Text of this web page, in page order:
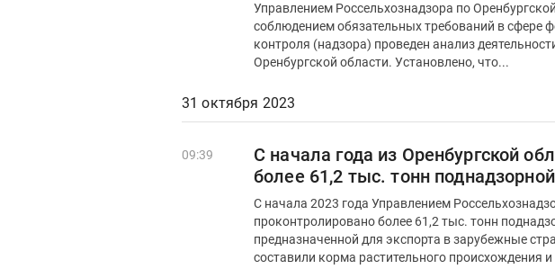
Управлением Россельхознадзора по
соблюдением обязательных требований в сфере
контроля (надзора) проведен анализ
Оренбургской области. Установлено, что...
31 октября 2023
09:39
С начала года из Оренбургской
более 61,2 тыс. тонн
С начала 2023 года Управлением
проконтролировано более 61,2 тыс. тонн
предназначенной для экспорта в зарубежные страны. Основную часть экспортных
составили корма растительного происхождения